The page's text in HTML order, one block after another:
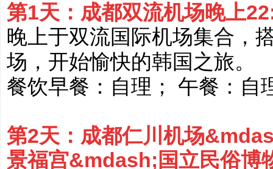
第1天：成都双流机场晚上
晚上于双流国际机场集合，
场，开始愉快的韩国之旅。
餐饮早餐：自理； 午餐：
第2天：成都仁川机场
景福宫&mdash;国立民俗博